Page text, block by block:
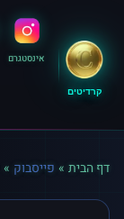
קרדיטים
אינסטגרם
דף הבית » פייסבוק »